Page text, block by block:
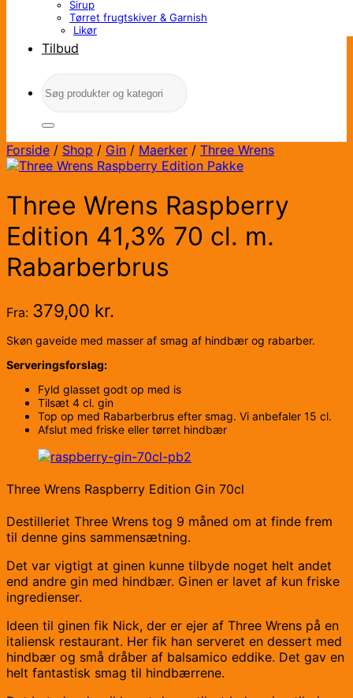
Sirup
Tørret frugtskiver & Garnish
Likør
Tilbud
efter:
Forside / Shop / Gin / Maerker / Three Wrens
Three Wrens Raspberry
Edition 41,3% 70 cl. m.
Rabarberbrus
Fra: 379,00 kr.
Skøn gaveide med masser af smag af hindbær og rabarber.
Serveringsforslag:
Fyld glasset godt op med is
Tilsæt 4 cl. gin
Top op med Rabarberbrus efter smag. Vi anbefaler 15 cl.
Afslut med friske eller tørret hindbær
Three Wrens Raspberry Edition Gin 70cl
Destilleriet Three Wrens tog 9 måned om at finde frem
til denne gins sammensætning.
Det var vigtigt at ginen kunne tilbyde noget helt andet
end andre gin med hindbær. Ginen er lavet af kun friske
ingredienser.
Ideen til ginen fik Nick, der er ejer af Three Wrens på en
italiensk restaurant. Her fik han serveret en dessert med
hindbær og små dråber af balsamico eddike. Det gav en
helt fantastisk smag til hindbærrene.